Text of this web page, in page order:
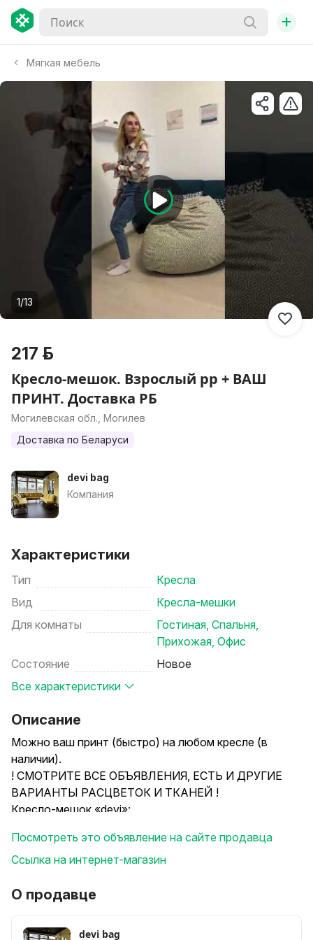
+
Мягкая мебель
1/13
217 р.
Кресло-мешок. Взрослый рр + ВАШ
ПРИНТ. Доставка РБ
Могилевская обл., Могилев
Доставка по Беларуси
devi bag
Компания
Характеристики
Тип
Кресла
Вид
Кресла-мешки
Для комнаты
Гостиная, Спальня,
Прихожая, Офис
Состояние
Новое
Все характеристики
Описание
Можно ваш принт (быстро) на любом кресле (в
наличии).
! СМОТРИТЕ ВСЕ ОБЪЯВЛЕНИЯ, ЕСТЬ И ДРУГИЕ
ВАРИАНТЫ РАСЦВЕТОК И ТКАНЕЙ !
Кресло-мешок «devi»:
приемлемой цене.
- Кресло принимает форму тела за счет множества
4мм).
- Кресла всегда в наличии для Вас, отправляем заказ
Посмотреть это объявление на сайте продавца
Ссылка на интернет-магазин
О продавце
devi bag